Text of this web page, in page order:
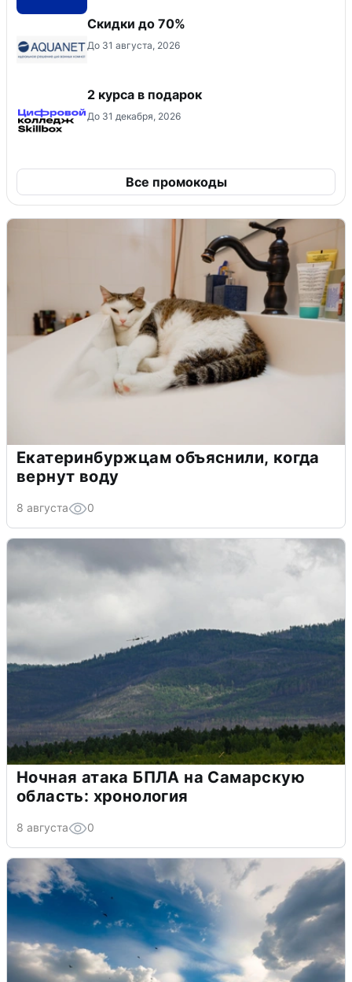
Скидки до 70%
До 31 августа, 2026
2 курса в подарок
До 31 декабря, 2026
Все промокоды
Екатеринбуржцам объяснили, когда
вернут воду
8 августа 0
Ночная атака БПЛА на Самарскую
область: хронология
8 августа 0